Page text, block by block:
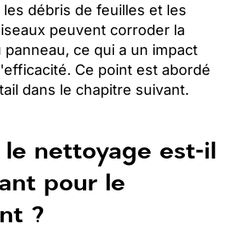
débris de feuilles et les
peuvent corroder la
ce qui a un impact
Ce point est abordé
dans le chapitre suivant.
le nettoyage est-il
pour le
?